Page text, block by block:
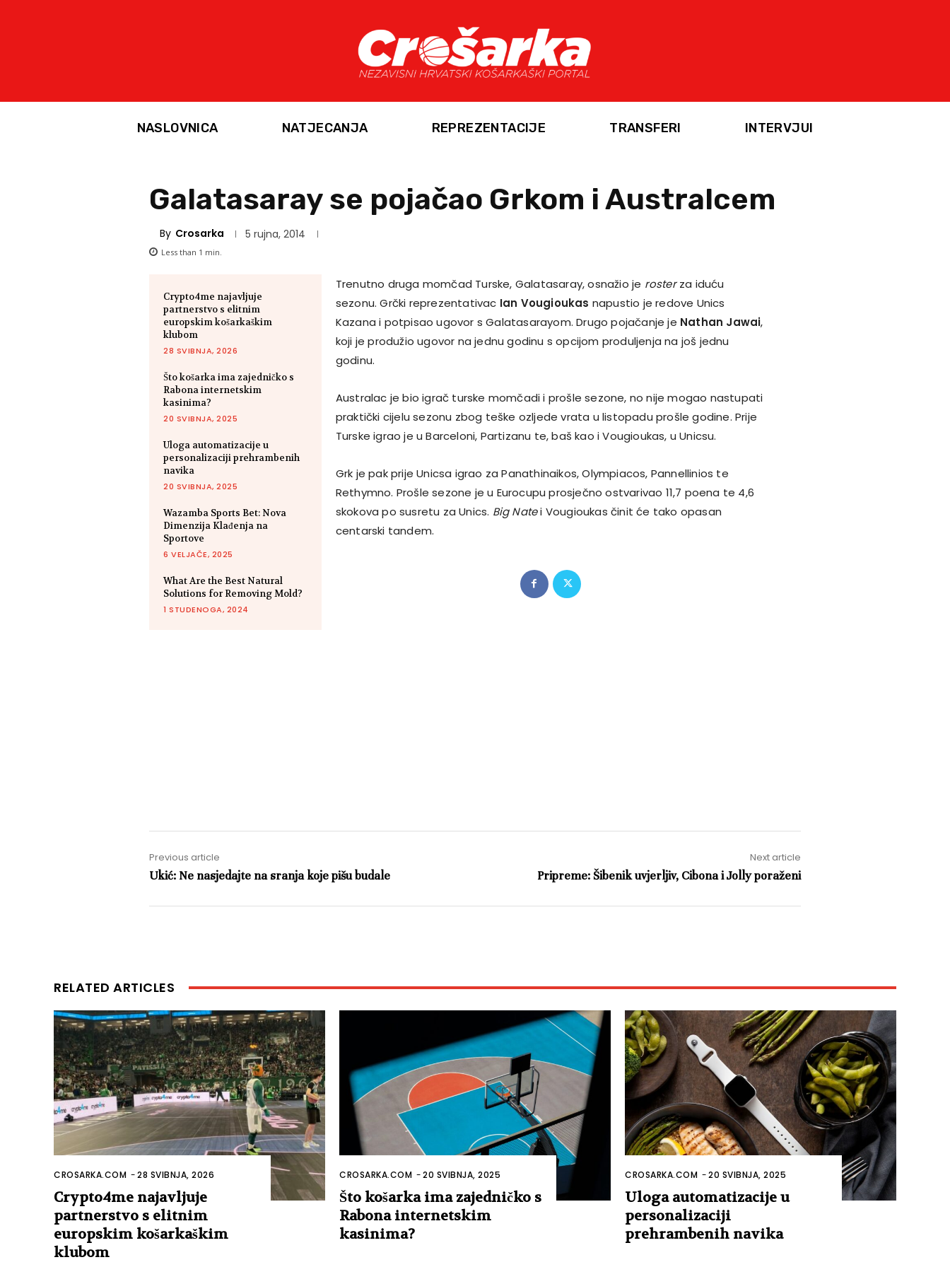
NASLOVNICA NATJECANJA REPREZENTACIJE TRANSFERI INTERVJUI
Galatasaray se pojačao Grkom i Australcem
By Crosarka 5 rujna, 2014
Less than 1 min.
Crypto4me najavljuje
partnerstvo s elitnim
europskim košarkaškim
klubom
28 SVIBNJA, 2026
Što košarka ima zajedničko s
Rabona internetskim
kasinima?
20 SVIBNJA, 2025
Uloga automatizacije u
personalizaciji prehrambenih
navika
20 SVIBNJA, 2025
Wazamba Sports Bet: Nova
Dimenzija Klađenja na
Sportove
6 VELJAČE, 2025
What Are the Best Natural
Solutions for Removing Mold?
1 STUDENOGA, 2024
Trenutno druga momčad Turske, Galatasaray, osnažio je rosterza iduću
sezonu. Grčki reprezentativac Ian Vougioukas napustio je redove Unics
Kazana i potpisao ugovor s Galatasarayom. Drugo pojačanje je Nathan Jawai,
koji je produžio ugovor na jednu godinu s opcijom produljenja na još jednu
godinu.
Australac je bio igrač turske momčadi i prošle sezone, no nije mogao nastupati
praktički cijelu sezonu zbog teške ozljede vrata u listopadu prošle godine. Prije
Turske igrao je u Barceloni, Partizanu te, baš kao i Vougioukas, u Unicsu.
Grk je pak prije Unicsa igrao za Panathinaikos, Olympiacos, Pannellinios te
Rethymno. Prošle sezone je u Eurocupu prosječno ostvarivao 11,7 poena te 4,6
skokova po susretu za Unics. Big Natei Vougioukas činit će tako opasan
centarski tandem.
Previous article
Ukić: Ne nasjedajte na sranja koje pišu budale
Next article
Pripreme: Šibenik uvjerljiv, Cibona i Jolly poraženi
RELATED ARTICLES
CROSARKA.COM -28 SVIBNJA, 2026
Crypto4me najavljuje
partnerstvo s elitnim
europskim košarkaškim
klubom
CROSARKA.COM -20 SVIBNJA, 2025
Što košarka ima zajedničko s
Rabona internetskim
kasinima?
CROSARKA.COM -20 SVIBNJA, 2025
Uloga automatizacije u
personalizaciji
prehrambenih navika